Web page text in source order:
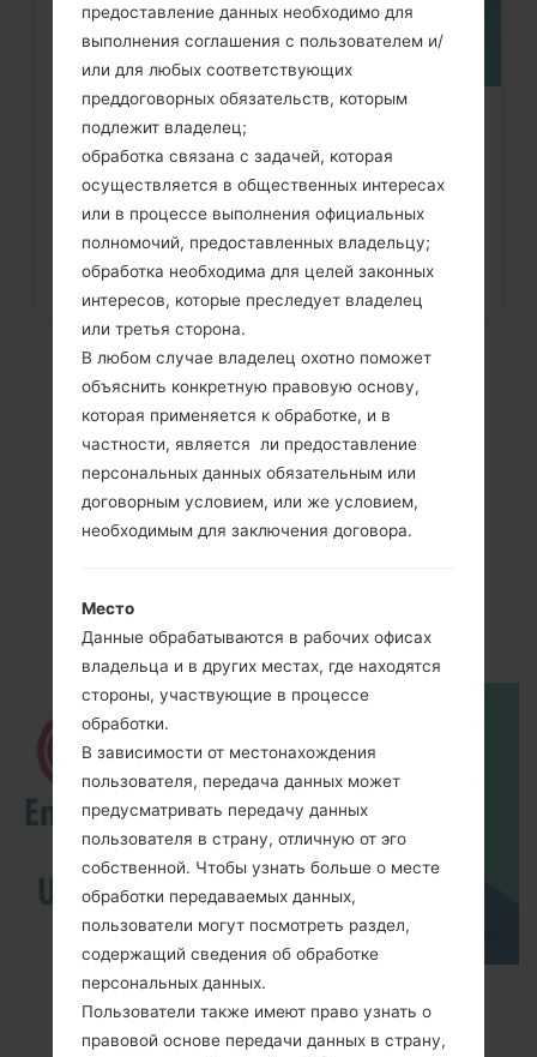
Как удалить все данные с
телефона через меню на LG...
LG300G(LG300G)
How to Enable Developer Options & USB
Debugging on LG ?
предоставление данных необходимо для
выполнения соглашения с пользователем и/
или для любых соответствующих
преддоговорных обязательств, которым
подлежит владелец;
обработка связана с задачей, которая
осуществляется в общественных интересах
или в процессе выполнения официальных
полномочий, предоставленных владельцу;
обработка необходима для целей законных
интересов, которые преследует владелец
или третья сторона.
В любом случае владелец охотно поможет
объяснить конкретную правовую основу,
которая применяется к обработке, и в
частности, является ли предоставление
персональных данных обязательным или
договорным условием, или же условием,
необходимым для заключения договора.
Место
Данные обрабатываются в рабочих офисах
владельца и в других местах, где находятся
стороны, участвующие в процессе
обработки.
В зависимости от местонахождения
пользователя, передача данных может
предусматривать передачу данных
пользователя в страну, отличную от эго
собственной. Чтобы узнать больше о месте
обработки передаваемых данных,
пользователи могут посмотреть раздел,
содержащий сведения об обработке
персональных данных.
Пользователи также имеют право узнать о
правовой основе передачи данных в страну,